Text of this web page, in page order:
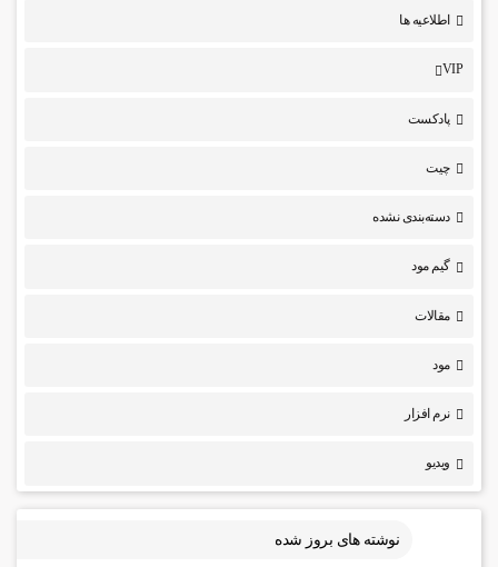
اطلاعیه ها
VIP
پادکست
چیت
دسته‌بندی نشده
گیم مود
مقالات
مود
نرم افزار
ویدیو
نوشته های بروز شده